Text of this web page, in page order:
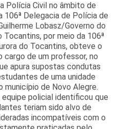
Polícia Civil no âmbito de
106ª Delegacia de Polícia de
Lobasz/Governo do
por meio da 106ª
do Tocantins, obteve o
de um professor, no
apura supostas condutas
de uma unidade
município de Novo Alegre.
policial identificou que
teriam sido alvo de
incompatíveis com o